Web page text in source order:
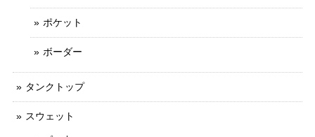
ポケット
ボーダー
タンクトップ
スウェット